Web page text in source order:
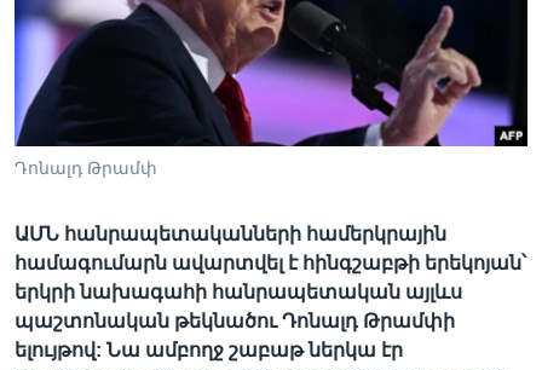
Լեզուներ
Դոնալդ Թրամփ
ԱՄՆ հանրապետականների համերկրային
համագումարն ավարտվել է հինգշաբթի երեկոյան՝
երկրի նախագահի հանրապետական այլևս
պաշտոնական թեկնածու Դոնալդ Թրամփի
ելույթով: Նա ամբողջ շաբաթ ներկա էր